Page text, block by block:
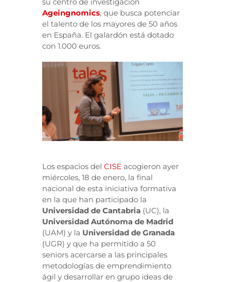
Ageingnomics, que busca potenciar
el talento de los mayores de 50 años
en España. El galardón está dotado
con 1.000 euros.
Los espacios del CISE acogieron ayer
miércoles, 18 de enero, la final
nacional de esta iniciativa formativa
en la que han participado la
Universidad de Cantabria (UC), la
Universidad Autónoma de Madrid
(UAM) y la Universidad de Granada
(UGR) y que ha permitido a 50
seniors acercarse a las principales
metodologías de emprendimiento
ágil y desarrollar en grupo ideas de